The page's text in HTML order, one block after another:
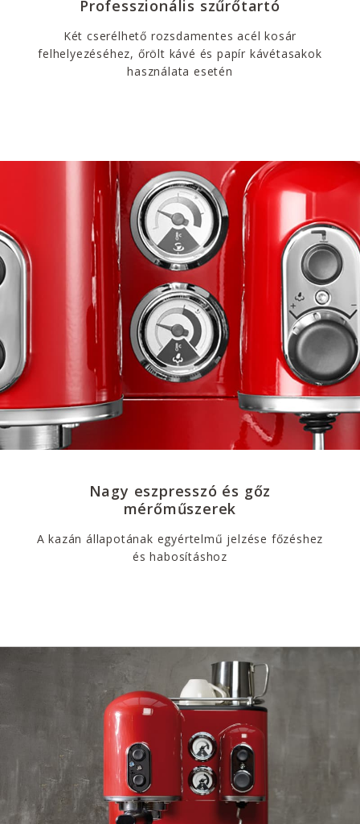
Professzionális szűrőtartó
Két cserélhető rozsdamentes acél kosár
felhelyezéséhez, őrölt kávé és papír kávétasakok
használata esetén
Nagy eszpresszó és gőz
mérőműszerek
A kazán állapotának egyértelmű jelzése főzéshez
és habosításhoz